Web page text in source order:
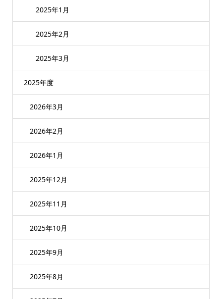
2025年1月
2025年2月
2025年3月
2025年度
2026年3月
2026年2月
2026年1月
2025年12月
2025年11月
2025年10月
2025年9月
2025年8月